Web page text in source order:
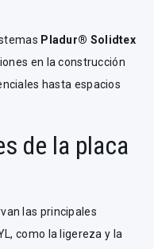
Pladur® Solidtex
en la construcción
hasta espacios
de la placa
las principales
como la ligereza y la